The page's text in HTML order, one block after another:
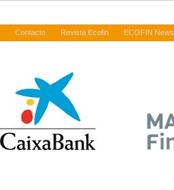
Contacto Revista Ecofin ECOFIN News